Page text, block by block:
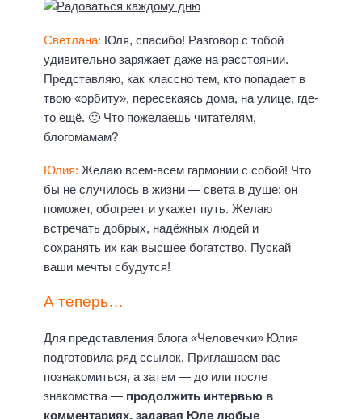
Светлана: Юля, спасибо! Разговор с тобой
удивительно заряжает даже на расстоянии.
Представляю, как классно тем, кто попадает в
твою «орбиту», пересекаясь дома, на улице, где-
то ещё. 🙂 Что пожелаешь читателям,
блогомамам?
Юлия: Желаю всем-всем гармонии с собой! Что
бы не случилось в жизни — света в душе: он
поможет, обогреет и укажет путь. Желаю
встречать добрых, надёжных людей и
сохранять их как высшее богатство. Пускай
ваши мечты сбудутся!
А теперь…
Для представления блога «Человечки» Юлия
подготовила ряд ссылок. Приглашаем вас
познакомиться, а затем — до или после
знакомства — продолжить интервью в
комментариях, задавая Юле любые